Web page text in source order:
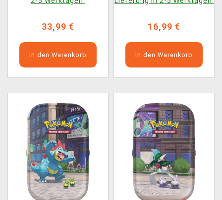
33,99 €
In den Warenkorb
16,99 €
In den Warenkorb